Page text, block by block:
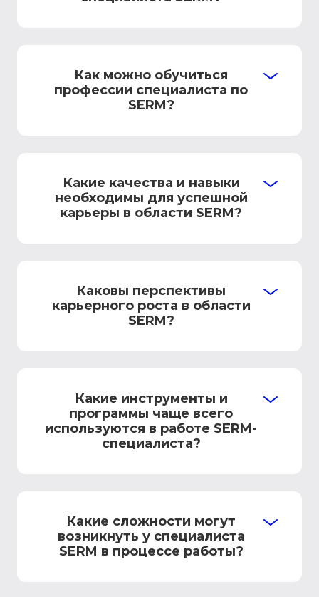
Как можно обучиться
профессии специалиста по
SERM?
Какие качества и навыки
необходимы для успешной
карьеры в области SERM?
Каковы перспективы
карьерного роста в области
SERM?
Какие инструменты и
программы чаще всего
используются в работе SERM-
специалиста?
Какие сложности могут
возникнуть у специалиста
SERM в процессе работы?